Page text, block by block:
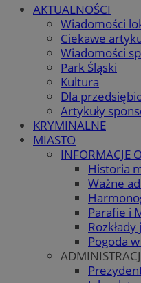
AKTUALNOŚCI
Wiadomości
Ciekawe
Wiadomości
Park Śląski
Kultura
Dla
Artykuły
KRYMINALNE
MIASTO
INFORMACJE
Historia
Ważne
Parafie i
Pogoda